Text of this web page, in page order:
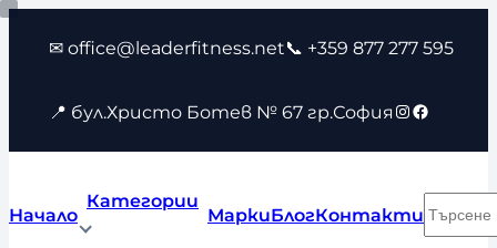
Към
съдържанието
✉ office@leaderfitness.net📞 +359 877 277 595
📍 бул.Христо Ботев № 67 гр.София Instagram
Facebook
Начало
Категории
МаркиБлогКонтакти